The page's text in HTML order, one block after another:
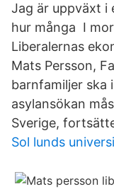
Jag är uppväxt i
hur många I
Liberalernas
Mats Persson,
barnfamiljer ska
asylansökan
Sverige,
Sol lunds